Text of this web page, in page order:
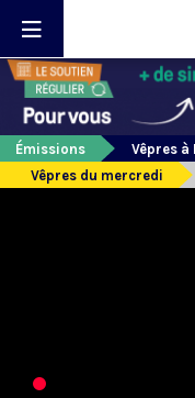
Émissions
Vêpres
Vêpres du mercredi